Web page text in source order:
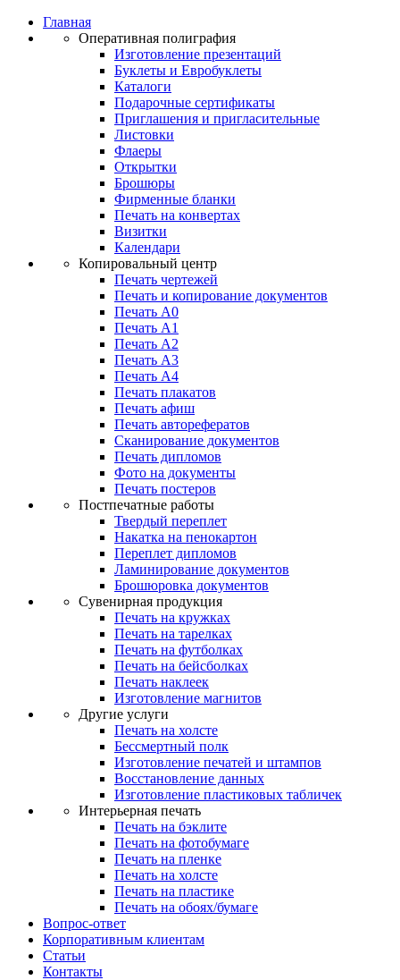
Главная
Оперативная полиграфия
Изготовление презентаций
Буклеты и Eвробуклеты
Каталоги
Подарочные сертификаты
Приглашения и пригласительные
Листовки
Флаеры
Открытки
Брошюры
Фирменные бланки
Печать на конвертах
Визитки
Календари
Копировальный центр
Печать чертежей
Печать и копирование документов
Печать А0
Печать А1
Печать А2
Печать А3
Печать А4
Печать плакатов
Печать афиш
Печать авторефератов
Сканирование документов
Печать дипломов
Фото на документы
Печать постеров
Постпечатные работы
Твердый переплет
Накатка на пенокартон
Переплет дипломов
Ламинирование документов
Брошюровка документов
Сувенирная продукция
Печать на кружках
Печать на тарелках
Печать на футболках
Печать на бейсболках
Печать наклеек
Изготовление магнитов
Другие услуги
Печать на холсте
Бессмертный полк
Изготовление печатей и штампов
Восстановление данных
Изготовление пластиковых табличек
Интерьерная печать
Печать на бэклите
Печать на фотобумаге
Печать на пленке
Печать на холсте
Печать на пластике
Печать на обоях/бумаге
Вопрос-ответ
Корпоративным клиентам
Статьи
Контакты